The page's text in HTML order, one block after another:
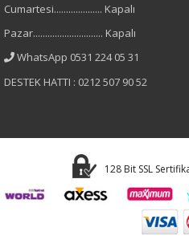
Kumaş
%95 Polyester
%5 Elastan
Cumartesi.................... Kapalı
Pazar............................. Kapalı
WhatsApp 0531 224 05 31
DESTEK HATTI : 0212 507 90 52
128 Bit SSL